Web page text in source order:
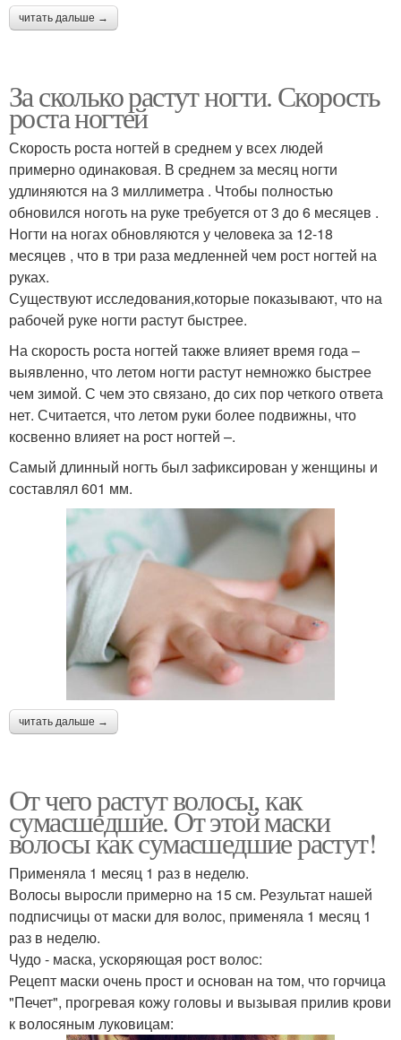
читать дальше →
За сколько растут ногти. Скорость
роста ногтей
Скорость роста ногтей в среднем у всех людей
примерно одинаковая. В среднем за месяц ногти
удлиняются на 3 миллиметра . Чтобы полностью
обновился ноготь на руке требуется от 3 до 6 месяцев .
Ногти на ногах обновляются у человека за 12-18
месяцев , что в три раза медленней чем рост ногтей на
руках.
Существуют исследования,которые показывают, что на
рабочей руке ногти растут быстрее.
На скорость роста ногтей также влияет время года –
выявленно, что летом ногти растут немножко быстрее
чем зимой. С чем это связано, до сих пор четкого ответа
нет. Считается, что летом руки более подвижны, что
косвенно влияет на рост ногтей –.
Самый длинный ногть был зафиксирован у женщины и
составлял 601 мм.
читать дальше →
От чего растут волосы, как
сумасшедшие. От этой маски
волосы как сумасшедшие растут!
Применяла 1 месяц 1 раз в неделю.
Волосы выросли примерно на 15 см. Результат нашей
подписчицы от маски для волос, применяла 1 месяц 1
раз в неделю.
Чудо - маска, ускоряющая рост волос:
Рецепт маски очень прост и основан на том, что горчица
"Печет", прогревая кожу головы и вызывая прилив крови
к волосяным луковицам: